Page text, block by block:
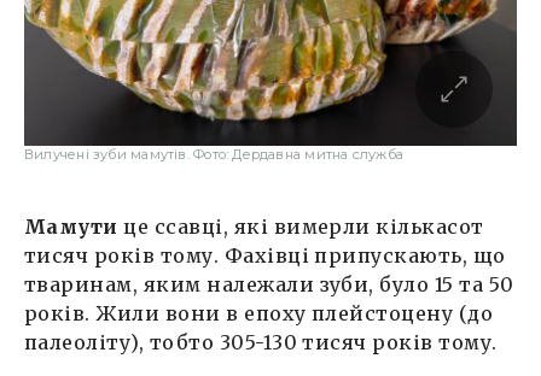
Вилучені зуби мамутів. Фото: Дердавна митна служба
Мамути це ссавці, які вимерли кількасот
тисяч років тому. Фахівці припускають, що
тваринам, яким належали зуби, було 15 та 50
років. Жили вони в епоху плейстоцену (до
палеоліту), тобто 305-130 тисяч років тому.